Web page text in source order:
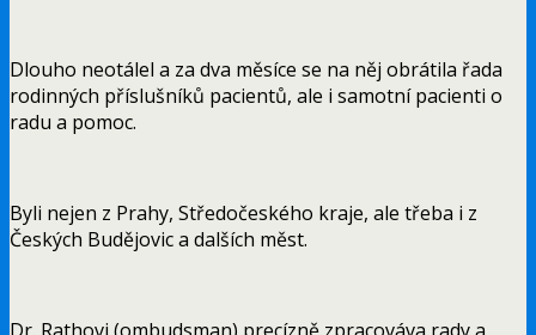
Dlouho neotálel a za dva měsíce se na něj obrátila řada
rodinných příslušníků pacientů, ale i samotní pacienti o
radu a pomoc.
Byli nejen z Prahy, Středočeského kraje, ale třeba i z
Českých Budějovic a dalších měst.